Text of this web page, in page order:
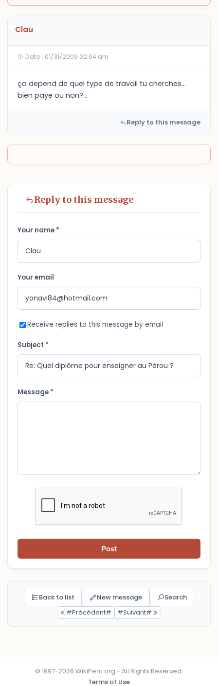
Clau
Date : 01/31/2009 02:04 am
ça depend de quel type de travail tu cherches...
bien paye ou non?...
Reply to this message
Reply to this message
Your name *
Your email
Receive replies to this message by email
Subject *
Message *
Post
Back to list New message
Search
#Précédent#
#Suivant#
© 1997-2026 WikiPeru.org - All Rights Reserved.
Terms of Use